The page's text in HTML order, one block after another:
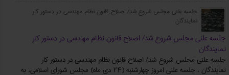
جلسه علنی مجلس شروع شد/ اصلاح قانون نظام مهندسی در دستور کار
نمایندگان
جلسه علنی مجلس شروع شد/ اصلاح قانون نظام مهندسی در دستور کار
نمایندگان
جلسه علنی مجلس شروع شد/ اصلاح قانون نظام مهندسی در دستور کار
نمایندگان ، جلسه علنی امروز چهارشنبه (۲۴ دی ماه) مجلس شورای اسلامی، به